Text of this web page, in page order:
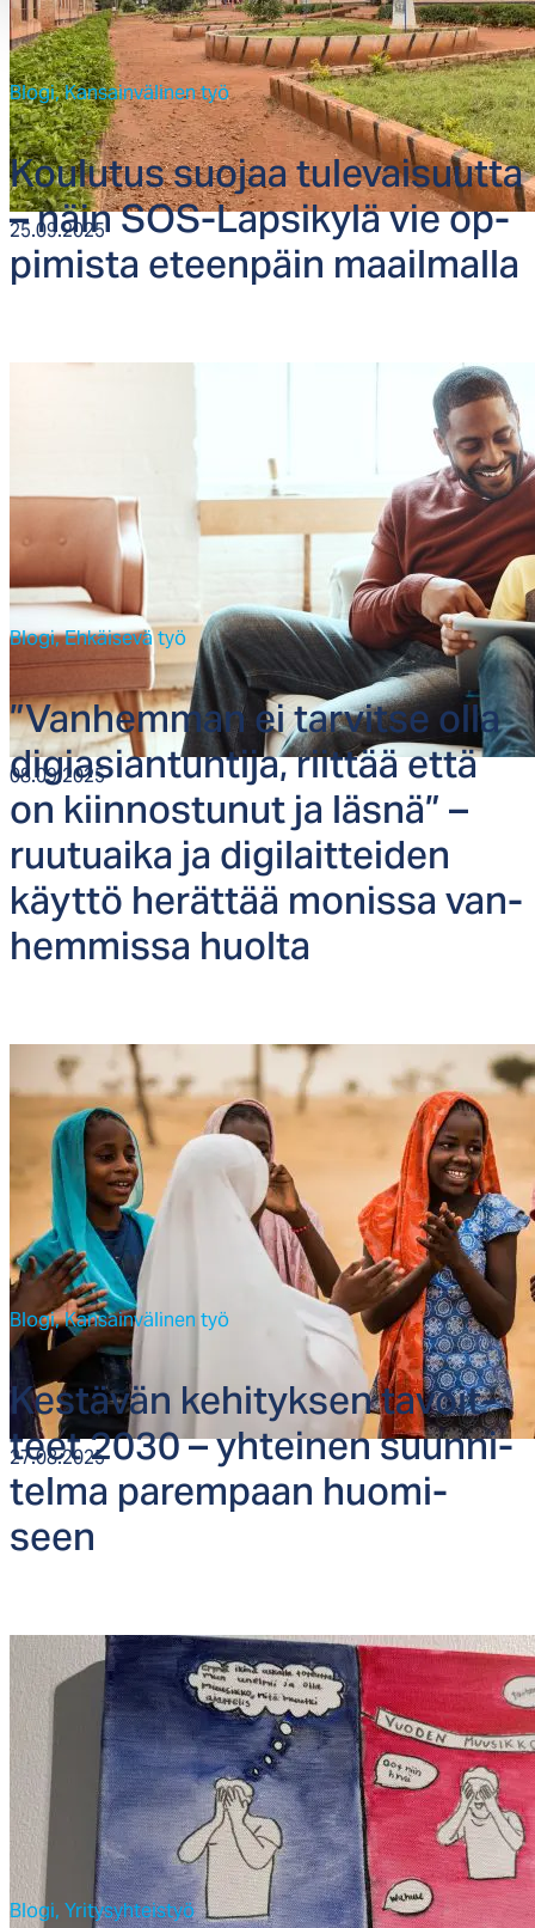
25.09.2025
Blogi,Kansainvälinen työ
Kou­lu­tus suo­jaa tu­le­vai­suut­ta
– näin SOS-Lap­si­ky­lä vie op­
pi­mis­ta eteen­päin maail­mal­la
08.09.2025
Blogi,Ehkäisevä työ
”Van­hem­man ei tar­vit­se ol­la
di­gia­sian­tun­ti­ja, riit­tää et­tä
on kiin­nos­tu­nut ja läs­nä” –
ruu­tuai­ka ja di­gi­lait­tei­den
käyt­tö he­rät­tää mo­nis­sa van­
hem­mis­sa huol­ta
27.08.2025
Blogi,Kansainvälinen työ
Kes­tä­vän ke­hi­tyk­sen ta­voit­
teet 2030 – yh­tei­nen suun­ni­
tel­ma pa­rem­paan huo­mi­
seen
Blogi, Yritysyhteistyö